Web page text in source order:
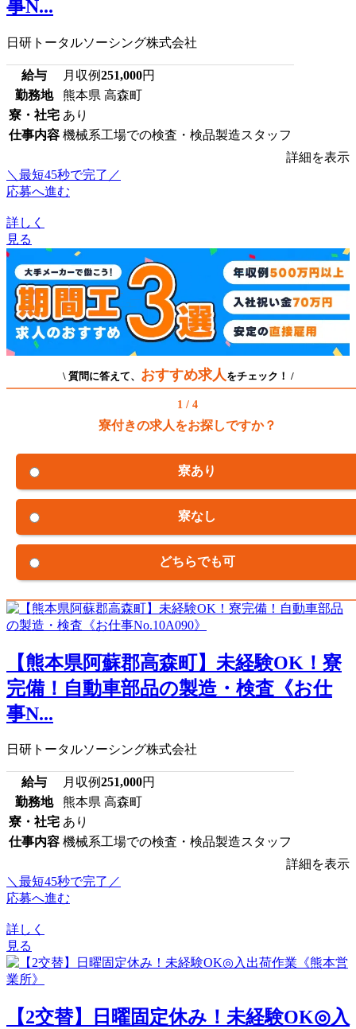
事N...
日研トータルソーシング株式会社
給与 月収例251,000円
勤務地
熊本県 高森町
寮・社宅 あり
仕事内容 機械系工場での検査・検品製造スタッフ
詳細を表示
＼最短45秒で完了／
応募へ進む
詳しく
見る
\ 質問に答えて、 おすすめ求人 をチェック！ /
1 / 4
寮付きの求人をお探しですか？
寮あり
寮なし
どちらでも可
【熊本県阿蘇郡高森町】未経験OK！寮
完備！自動車部品の製造・検査《お仕
事N...
日研トータルソーシング株式会社
給与 月収例251,000円
勤務地
熊本県 高森町
寮・社宅 あり
仕事内容 機械系工場での検査・検品製造スタッフ
詳細を表示
＼最短45秒で完了／
応募へ進む
詳しく
見る
【2交替】日曜固定休み！未経験OK◎入